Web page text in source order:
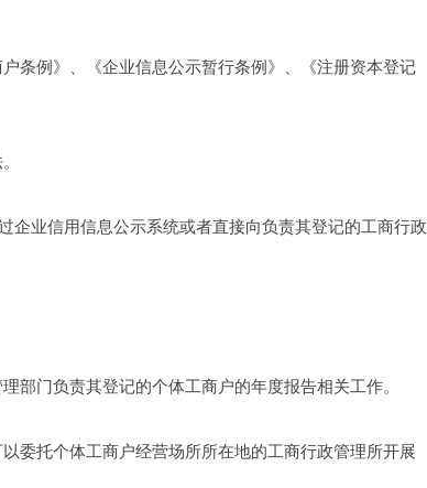
例》、《企业信息公示暂行条例》、《注册资本登记
业信用信息公示系统或者直接向负责其登记的工商行政
门负责其登记的个体工商户的年度报告相关工作。
托个体工商户经营场所所在地的工商行政管理所开展